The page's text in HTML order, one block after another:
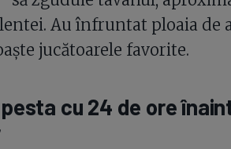
Au înfruntat ploaia de
jucătoarele favorite.
cu 24 de ore